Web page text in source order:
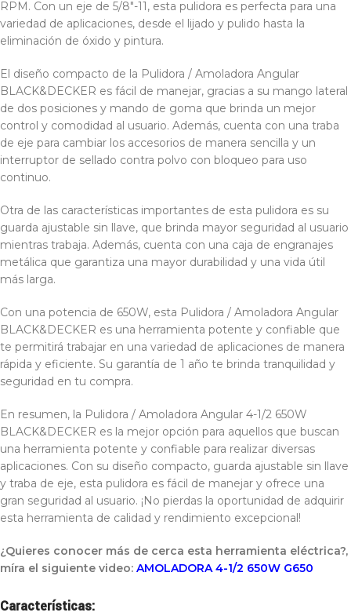
RPM. Con un eje de 5/8″-11, esta pulidora es perfecta para una
variedad de aplicaciones, desde el lijado y pulido hasta la
eliminación de óxido y pintura.
El diseño compacto de la Pulidora / Amoladora Angular
BLACK&DECKER es fácil de manejar, gracias a su mango lateral
de dos posiciones y mando de goma que brinda un mejor
control y comodidad al usuario. Además, cuenta con una traba
de eje para cambiar los accesorios de manera sencilla y un
interruptor de sellado contra polvo con bloqueo para uso
continuo.
Otra de las características importantes de esta pulidora es su
guarda ajustable sin llave, que brinda mayor seguridad al usuario
mientras trabaja. Además, cuenta con una caja de engranajes
metálica que garantiza una mayor durabilidad y una vida útil
más larga.
Con una potencia de 650W, esta Pulidora / Amoladora Angular
BLACK&DECKER es una herramienta potente y confiable que
te permitirá trabajar en una variedad de aplicaciones de manera
rápida y eficiente. Su garantía de 1 año te brinda tranquilidad y
seguridad en tu compra.
En resumen, la Pulidora / Amoladora Angular 4-1/2 650W
BLACK&DECKER es la mejor opción para aquellos que buscan
una herramienta potente y confiable para realizar diversas
aplicaciones. Con su diseño compacto, guarda ajustable sin llave
y traba de eje, esta pulidora es fácil de manejar y ofrece una
gran seguridad al usuario. ¡No pierdas la oportunidad de adquirir
esta herramienta de calidad y rendimiento excepcional!
¿Quieres conocer más de cerca esta herramienta eléctrica?,
míra el siguiente video: AMOLADORA 4-1/2 650W G650
Características: